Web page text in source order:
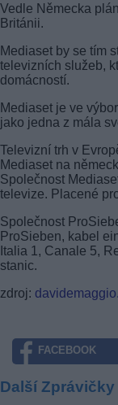
Vedle Německa
Británii.
Mediaset by se tím
televizních služeb,
domácností.
Mediaset je ve
jako jedna z mála
Televizní trh v
Mediaset na
Společnost
televize. Placené
Společnost
ProSieben, kabel
Italia 1, Canale 5,
stanic.
zdroj:
FACEBOOK
Další Zprávičky